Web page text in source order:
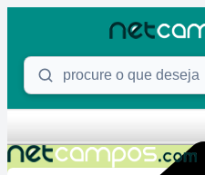
Procure o que deseja